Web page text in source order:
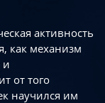
активность
как механизм
и
от того
научился им